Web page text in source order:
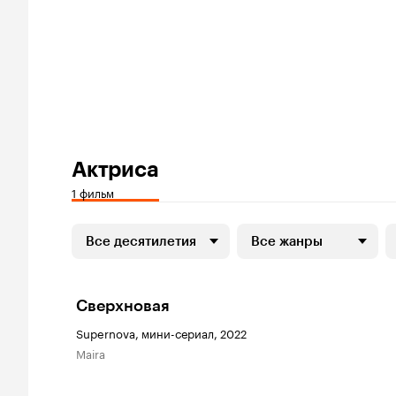
Актриса
1 фильм
Все десятилетия Все жанры
Сверхновая
Supernova, мини-сериал, 2022
Maira